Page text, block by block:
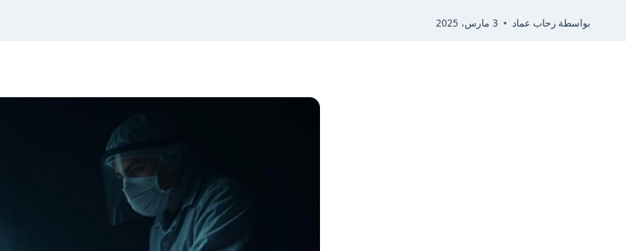
بواسطة رحاب عماد 3 مارس، 2025